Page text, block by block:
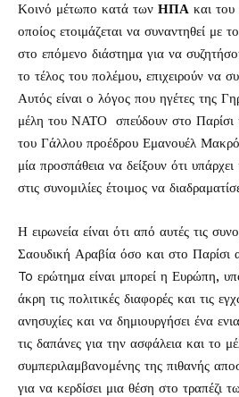
Κοινό μέτωπο κατά των ΗΠΑ και
οποίος ετοιμάζεται να συναντηθεί με
στο επόμενο διάστημα για να
το τέλος του πολέμου, επιχειρούν να
Αυτός είναι ο λόγος που ηγέτες της
μέλη του ΝΑΤΟ σπεύδουν στο Παρίσι
του Γάλλου προέδρου Εμανουέλ
μία προσπάθεια να δείξουν ότι
στις συνομιλίες έτοιμος να
Η ειρωνεία είναι ότι από αυτές τις
Σαουδική Αραβία όσο και στο Παρίσι
To ερώτημα είναι μπορεί η Ευρώπη,
άκρη τις πολιτικές διαφορές και τις
ανησυχίες και να δημιουργήσει ένα
τις δαπάνες για την ασφάλεια και το
συμπεριλαμβανομένης της πιθανής
για να κερδίσει μια θέση στο τραπέζι